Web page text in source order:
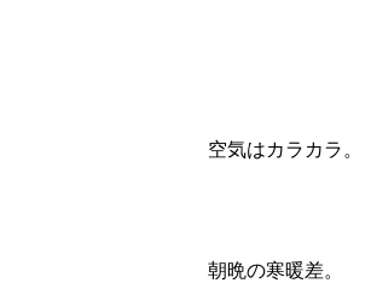
空気はカラカラ。
朝晩の寒暖差。